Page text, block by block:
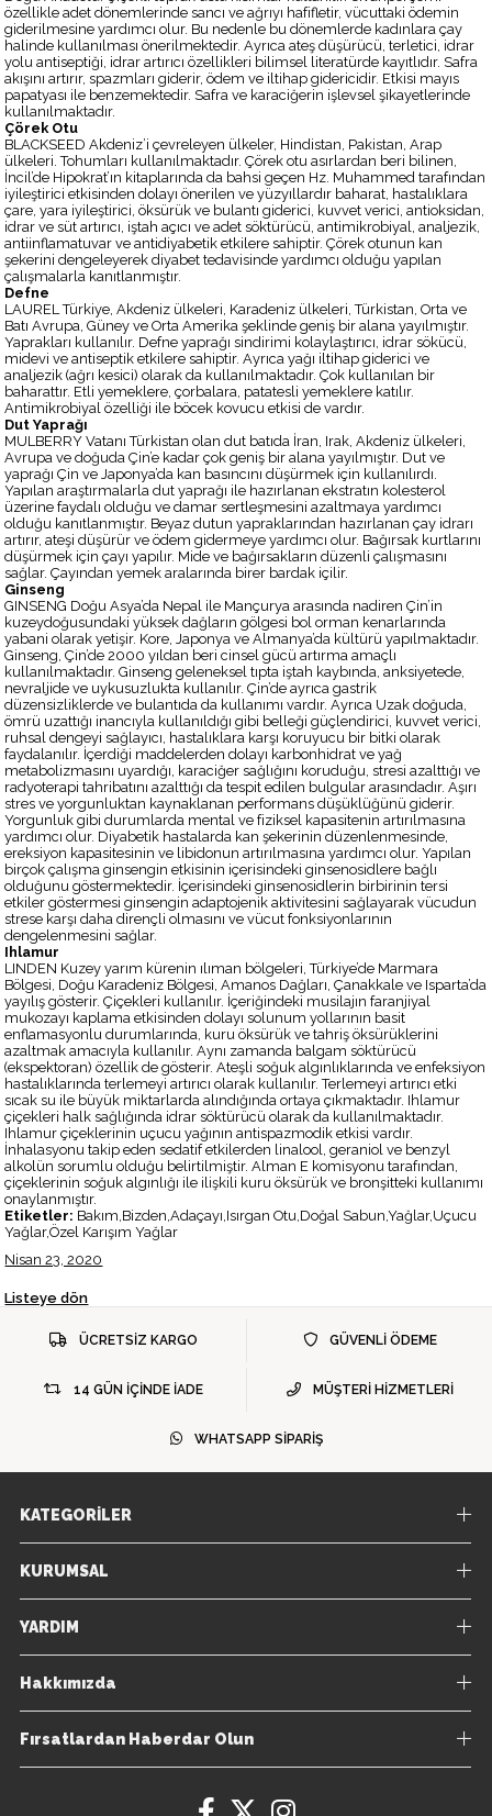
özellikle adet dönemlerinde sancı ve ağrıyı hafifletir, vücuttaki ödemin
giderilmesine yardımcı olur. Bu nedenle bu dönemlerde kadınlara çay
halinde kullanılması önerilmektedir. Ayrıca ateş düşürücü, terletici, idrar
yolu antiseptiği, idrar artırıcı özellikleri bilimsel literatürde kayıtlıdır. Safra
akışını artırır, spazmları giderir, ödem ve iltihap gidericidir. Etkisi mayıs
papatyası ile benzemektedir. Safra ve karaciğerin işlevsel şikayetlerinde
kullanılmaktadır.
Çörek Otu
BLACKSEED Akdeniz’i çevreleyen ülkeler, Hindistan, Pakistan, Arap
ülkeleri. Tohumları kullanılmaktadır. Çörek otu asırlardan beri bilinen,
İncil’de Hipokrat’ın kitaplarında da bahsi geçen Hz. Muhammed tarafından
iyileştirici etkisinden dolayı önerilen ve yüzyıllardır baharat, hastalıklara
çare, yara iyileştirici, öksürük ve bulantı giderici, kuvvet verici, antioksidan,
idrar ve süt artırıcı, iştah açıcı ve adet söktürücü, antimikrobiyal, analjezik,
antiinflamatuvar ve antidiyabetik etkilere sahiptir. Çörek otunun kan
şekerini dengeleyerek diyabet tedavisinde yardımcı olduğu yapılan
çalışmalarla kanıtlanmıştır.
Defne
LAUREL Türkiye, Akdeniz ülkeleri, Karadeniz ülkeleri, Türkistan, Orta ve
Batı Avrupa, Güney ve Orta Amerika şeklinde geniş bir alana yayılmıştır.
Yaprakları kullanılır. Defne yaprağı sindirimi kolaylaştırıcı, idrar sökücü,
midevi ve antiseptik etkilere sahiptir. Ayrıca yağı iltihap giderici ve
analjezik (ağrı kesici) olarak da kullanılmaktadır. Çok kullanılan bir
baharattır. Etli yemeklere, çorbalara, patatesli yemeklere katılır.
Antimikrobiyal özelliği ile böcek kovucu etkisi de vardır.
Dut Yaprağı
MULBERRY Vatanı Türkistan olan dut batıda İran, Irak, Akdeniz ülkeleri,
Avrupa ve doğuda Çin’e kadar çok geniş bir alana yayılmıştır. Dut ve
yaprağı Çin ve Japonya’da kan basıncını düşürmek için kullanılırdı.
Yapılan araştırmalarla dut yaprağı ile hazırlanan ekstratın kolesterol
üzerine faydalı olduğu ve damar sertleşmesini azaltmaya yardımcı
olduğu kanıtlanmıştır. Beyaz dutun yapraklarından hazırlanan çay idrarı
artırır, ateşi düşürür ve ödem gidermeye yardımcı olur. Bağırsak kurtlarını
düşürmek için çayı yapılır. Mide ve bağırsakların düzenli çalışmasını
sağlar. Çayından yemek aralarında birer bardak içilir.
Ginseng
GINSENG Doğu Asya’da Nepal ile Mançurya arasında nadiren Çin’in
kuzeydoğusundaki yüksek dağların gölgesi bol orman kenarlarında
yabani olarak yetişir. Kore, Japonya ve Almanya’da kültürü yapılmaktadır.
Ginseng, Çin’de 2000 yıldan beri cinsel gücü artırma amaçlı
kullanılmaktadır. Ginseng geleneksel tıpta iştah kaybında, anksiyetede,
nevraljide ve uykusuzlukta kullanılır. Çin’de ayrıca gastrik
düzensizliklerde ve bulantıda da kullanımı vardır. Ayrıca Uzak doğuda,
ömrü uzattığı inancıyla kullanıldığı gibi belleği güçlendirici, kuvvet verici,
ruhsal dengeyi sağlayıcı, hastalıklara karşı koruyucu bir bitki olarak
faydalanılır. İçerdiği maddelerden dolayı karbonhidrat ve yağ
metabolizmasını uyardığı, karaciğer sağlığını koruduğu, stresi azalttığı ve
radyoterapi tahribatını azalttığı da tespit edilen bulgular arasındadır. Aşırı
stres ve yorgunluktan kaynaklanan performans düşüklüğünü giderir.
Yorgunluk gibi durumlarda mental ve fiziksel kapasitenin artırılmasına
yardımcı olur. Diyabetik hastalarda kan şekerinin düzenlenmesinde,
ereksiyon kapasitesinin ve libidonun artırılmasına yardımcı olur. Yapılan
birçok çalışma ginsengin etkisinin içerisindeki ginsenosidlere bağlı
olduğunu göstermektedir. İçerisindeki ginsenosidlerin birbirinin tersi
etkiler göstermesi ginsengin adaptojenik aktivitesini sağlayarak vücudun
strese karşı daha dirençli olmasını ve vücut fonksiyonlarının
dengelenmesini sağlar.
Ihlamur
LINDEN Kuzey yarım kürenin ılıman bölgeleri, Türkiye’de Marmara
Bölgesi, Doğu Karadeniz Bölgesi, Amanos Dağları, Çanakkale ve Isparta’da
yayılış gösterir. Çiçekleri kullanılır. İçeriğindeki musilajın faranjiyal
mukozayı kaplama etkisinden dolayı solunum yollarının basit
enflamasyonlu durumlarında, kuru öksürük ve tahriş öksürüklerini
azaltmak amacıyla kullanılır. Aynı zamanda balgam söktürücü
(ekspektoran) özellik de gösterir. Ateşli soğuk algınlıklarında ve enfeksiyon
hastalıklarında terlemeyi artırıcı olarak kullanılır. Terlemeyi artırıcı etki
sıcak su ile büyük miktarlarda alındığında ortaya çıkmaktadır. Ihlamur
çiçekleri halk sağlığında idrar söktürücü olarak da kullanılmaktadır.
Ihlamur çiçeklerinin uçucu yağının antispazmodik etkisi vardır.
İnhalasyonu takip eden sedatif etkilerden linalool, geraniol ve benzyl
alkolün sorumlu olduğu belirtilmiştir. Alman E komisyonu tarafından,
çiçeklerinin soğuk algınlığı ile ilişkili kuru öksürük ve bronşitteki kullanımı
onaylanmıştır.
Etiketler: Bakım,Bizden,Adaçayı,Isırgan Otu,Doğal Sabun,Yağlar,Uçucu
Yağlar,Özel Karışım Yağlar
Nisan 23, 2020
Listeye dön
ÜCRETSİZ KARGO GÜVENLİ ÖDEME
14 GÜN İÇİNDE İADE MÜŞTERİ HİZMETLERİ
WHATSAPP SİPARİŞ
KATEGORİLER
KURUMSAL
YARDIM
Hakkımızda
Fırsatlardan Haberdar Olun